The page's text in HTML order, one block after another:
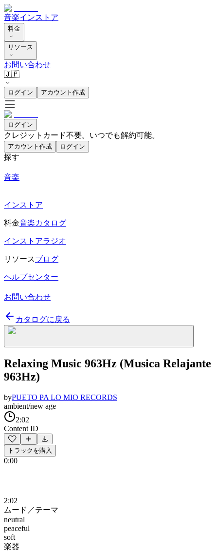
音楽インストア
料金
リソース
お問い合わせ
🇯🇵
ログイン アカウント作成
ログイン
クレジットカード不要。いつでも解約可能。
アカウント作成 ログイン
探す
音楽
インストア
料金音楽カタログ
インストアラジオ
リソースブログ
ヘルプセンター
お問い合わせ
カタログに戻る
Relaxing Music 963Hz (Musica Relajante
963Hz)
byPUETO PA LO MIO RECORDS
ambient/new age
2:02
Content ID
トラックを購入
0:00
2:02
ムード／テーマ
neutral
peaceful
soft
楽器